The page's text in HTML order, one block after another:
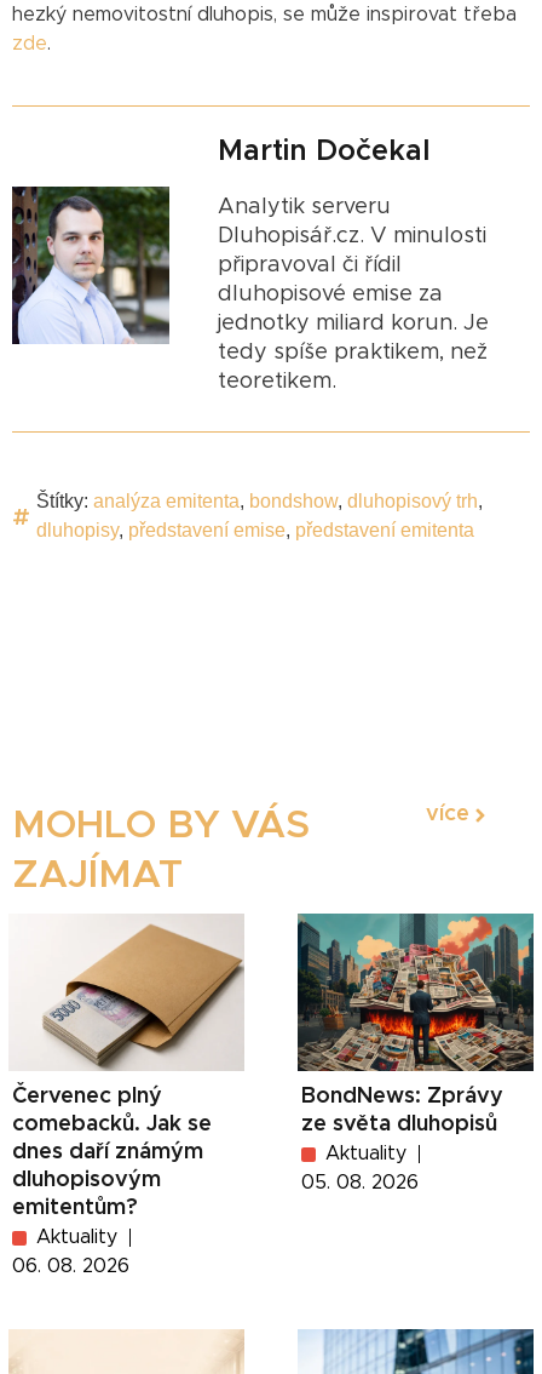
hezký nemovitostní dluhopis, se může inspirovat třeba
zde.
Martin Dočekal
Analytik serveru
Dluhopisář.cz. V minulosti
připravoval či řídil
dluhopisové emise za
jednotky miliard korun. Je
tedy spíše praktikem, než
teoretikem.
Štítky: analýza emitenta, bondshow, dluhopisový trh,
dluhopisy, představení emise, představení emitenta
MOHLO BY VÁS
ZAJÍMAT
více
Červenec plný
comebacků. Jak se
dnes daří známým
dluhopisovým
emitentům?
Aktuality
06. 08. 2026
BondNews: Zprávy
ze světa dluhopisů
Aktuality
05. 08. 2026